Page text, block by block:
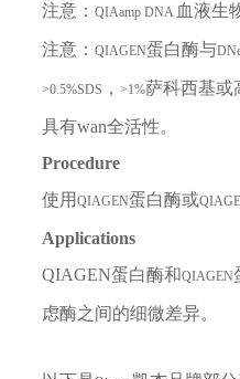
注意： QIAamp DNA 血液生
注意： QIAGEN蛋白酶与
>0.5%SDS ， >1%萨科西基或
具有wan全活性。
Procedure
使用 QIAGEN蛋白酶或
Applications
QIAGEN蛋白酶和QIAGEN
虑酶之间的细微差异。